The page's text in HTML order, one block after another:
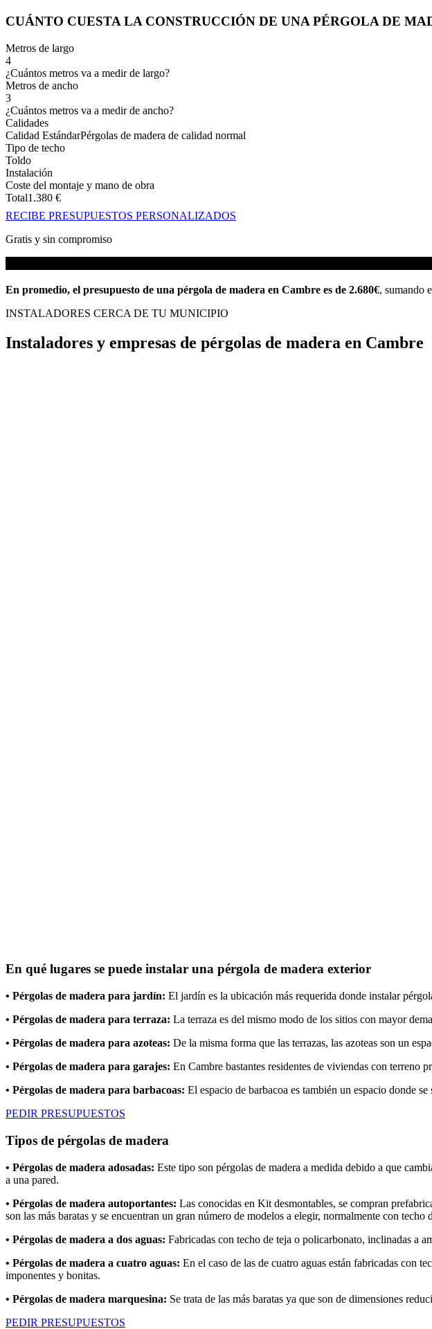
CUÁNTO CUESTA LA CONSTRUCCIÓN DE UNA PÉRGOLA DE
Metros de largo
4
¿Cuántos metros va a medir de largo?
Metros de ancho
3
¿Cuántos metros va a medir de ancho?
Calidades
Calidad EstándarPérgolas de madera de calidad normal
Tipo de techo
Toldo
Instalación
Coste del montaje y mano de obra
Total1.380 €
RECIBE PRESUPUESTOS PERSONALIZADOS
Gratis y sin compromiso
En promedio, el presupuesto de una pérgola de madera en Cambre es de 2.680€, sumando
INSTALADORES CERCA DE TU MUNICIPIO
Instaladores y empresas de pérgolas de madera en Cambre
En qué lugares se puede instalar una pérgola de madera exterior
• Pérgolas de madera para jardín: El jardín es la ubicación más requerida donde instalar
• Pérgolas de madera para terraza: La terraza es del mismo modo de los sitios con mayor
• Pérgolas de madera para azoteas: De la misma forma que las terrazas, las azoteas son un
• Pérgolas de madera para garajes: En Cambre bastantes residentes de viviendas con terreno
• Pérgolas de madera para barbacoas: El espacio de barbacoa es también un espacio donde
PEDIR PRESUPUESTOS
Tipos de pérgolas de madera
• Pérgolas de madera adosadas: Este tipo son pérgolas de madera a medida debido a que
a una pared.
• Pérgolas de madera autoportantes: Las conocidas en Kit desmontables, se compran
son las más baratas y se encuentran un gran número de modelos a elegir, normalmente con techo
• Pérgolas de madera a dos aguas: Fabricadas con techo de teja o policarbonato, inclinadas a
• Pérgolas de madera a cuatro aguas: En el caso de las de cuatro aguas están fabricadas con
imponentes y bonitas.
• Pérgolas de madera marquesina: Se trata de las más baratas ya que son de dimensiones
PEDIR PRESUPUESTOS